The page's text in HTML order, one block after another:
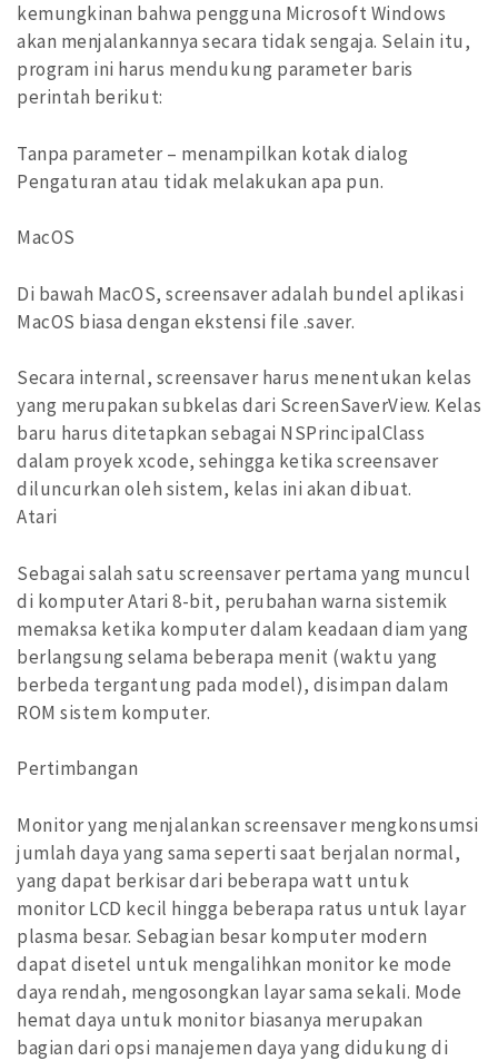
kemungkinan bahwa pengguna Microsoft Windows
akan menjalankannya secara tidak sengaja. Selain itu,
program ini harus mendukung parameter baris
perintah berikut:
Tanpa parameter – menampilkan kotak dialog
Pengaturan atau tidak melakukan apa pun.
MacOS
Di bawah MacOS, screensaver adalah bundel aplikasi
MacOS biasa dengan ekstensi file .saver.
Secara internal, screensaver harus menentukan kelas
yang merupakan subkelas dari ScreenSaverView. Kelas
baru harus ditetapkan sebagai NSPrincipalClass
dalam proyek xcode, sehingga ketika screensaver
diluncurkan oleh sistem, kelas ini akan dibuat.
Atari
Sebagai salah satu screensaver pertama yang muncul
di komputer Atari 8-bit, perubahan warna sistemik
memaksa ketika komputer dalam keadaan diam yang
berlangsung selama beberapa menit (waktu yang
berbeda tergantung pada model), disimpan dalam
ROM sistem komputer.
Pertimbangan
Monitor yang menjalankan screensaver mengkonsumsi
jumlah daya yang sama seperti saat berjalan normal,
yang dapat berkisar dari beberapa watt untuk
monitor LCD kecil hingga beberapa ratus untuk layar
plasma besar. Sebagian besar komputer modern
dapat disetel untuk mengalihkan monitor ke mode
daya rendah, mengosongkan layar sama sekali. Mode
hemat daya untuk monitor biasanya merupakan
bagian dari opsi manajemen daya yang didukung di